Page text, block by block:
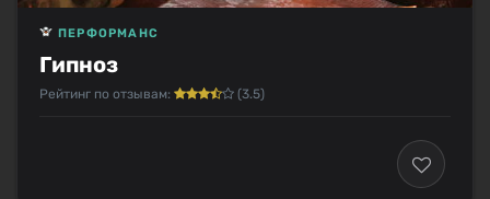
Гипноз
ПЕРФОРМАНС
Рейтинг по отзывам: (3.5)